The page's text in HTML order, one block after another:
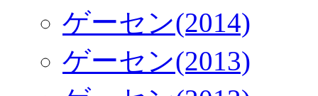
ゲーセン(2014)
ゲーセン(2013)